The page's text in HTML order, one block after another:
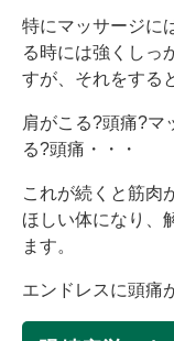
特にマッサージに
る時には強くしっ
すが、それをする
肩がこる?頭痛?マ
る?頭痛・・・
これが続くと筋肉
ほしい体になり、
ます。
エンドレスに頭痛